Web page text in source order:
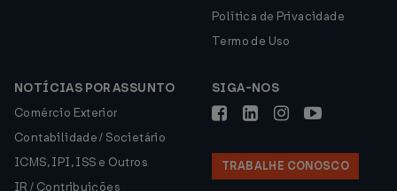
Política de Privacidade
Termo de Uso
NOTÍCIAS POR ASSUNTO
Comércio Exterior
Contabilidade / Societário
ICMS, IPI, ISS e Outros
IR / Contribuições
SIGA-NOS
TRABALHE CONOSCO